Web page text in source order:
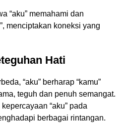
“aku” memahami dan
menciptakan koneksi yang
Hati
“aku” berharap “kamu”
teguh dan penuh semangat.
“aku” pada
berbagai rintangan.